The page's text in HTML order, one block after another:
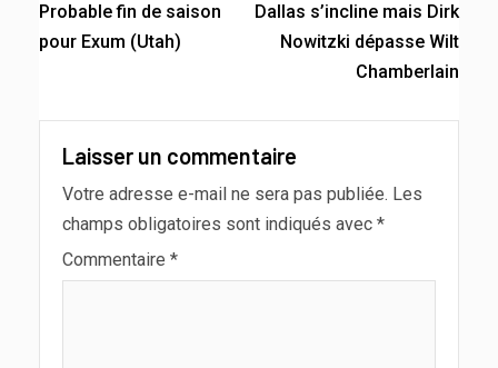
Probable fin de saison
pour Exum (Utah)
Dallas s’incline mais Dirk
Nowitzki dépasse Wilt
Chamberlain
Laisser un commentaire
Votre adresse e-mail ne sera pas publiée. Les
champs obligatoires sont indiqués avec *
Commentaire *